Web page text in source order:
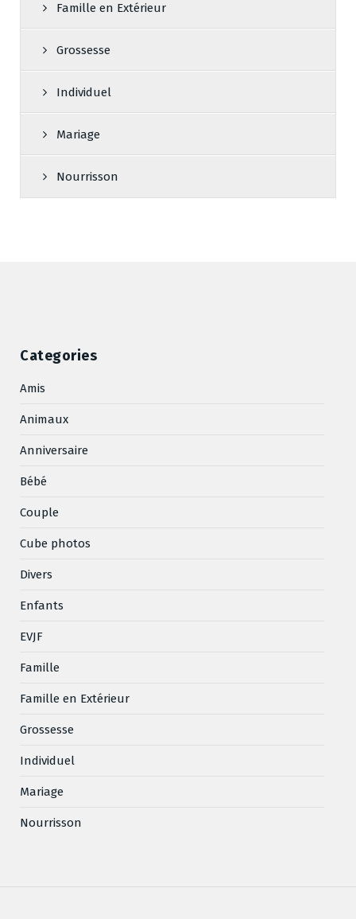
Famille en Extérieur
Grossesse
Individuel
Mariage
Nourrisson
Categories
Amis
Animaux
Anniversaire
Bébé
Couple
Cube photos
Divers
Enfants
EVJF
Famille
Famille en Extérieur
Grossesse
Individuel
Mariage
Nourrisson